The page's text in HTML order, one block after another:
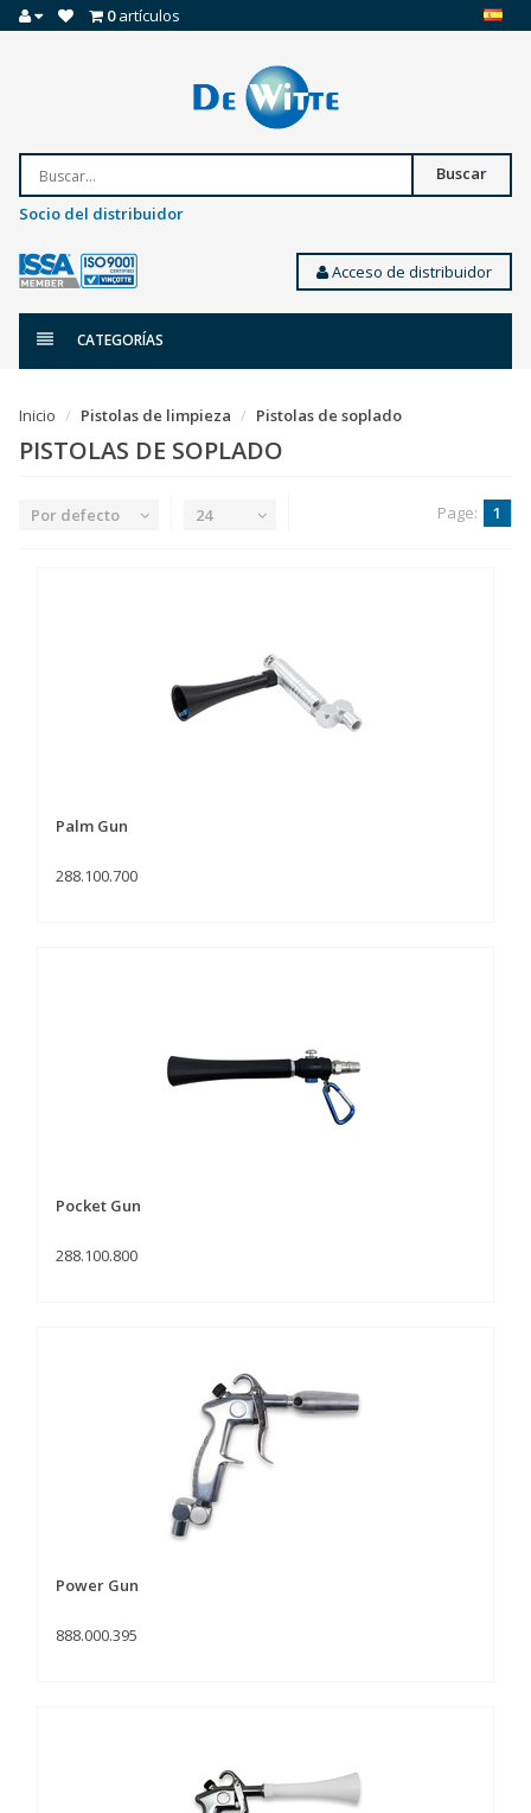
0artículos
Buscar
Socio del distribuidor
Acceso de distribuidor
CATEGORÍAS
Inicio Pistolas de limpieza Pistolas de soplado
PISTOLAS DE SOPLADO
Por defecto 24 Page: 1
Palm Gun
288.100.700
Pocket Gun
288.100.800
Power Gun
888.000.395